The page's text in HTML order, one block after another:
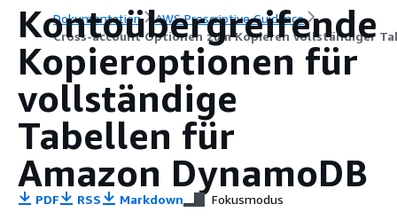
Dokumentation
AWS Prescriptive Guidance
Cross-account Optionen zum Kopieren vollständiger
Kontoübergreifende
Kopieroptionen für
vollständige
Tabellen für
Amazon DynamoDB
PDF RSS Markdown Fokusmodus